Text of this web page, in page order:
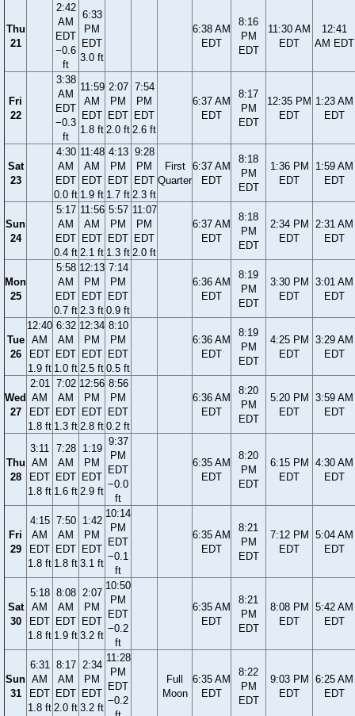
Thu
21
2:42
AM
EDT
−0.6
ft
6:33
PM
EDT
3.0 ft
6:38 AM
EDT
8:16
PM
EDT
11:30 AM
EDT
12:41
AM EDT
Fri
22
3:38
AM
EDT
−0.3
ft
11:59
AM
EDT
1.8 ft
2:07
PM
EDT
2.0 ft
7:54
PM
EDT
2.6 ft
6:37 AM
EDT
8:17
PM
EDT
12:35 PM
EDT
1:23 AM
EDT
Sat
23
4:30
AM
EDT
0.0 ft
11:48
AM
EDT
1.9 ft
4:13
PM
EDT
1.7 ft
9:28
PM
EDT
2.3 ft
First
Quarter
6:37 AM
EDT
8:18
PM
EDT
1:36 PM
EDT
1:59 AM
EDT
Sun
24
5:17
AM
EDT
0.4 ft
11:56
AM
EDT
2.1 ft
5:57
PM
EDT
1.3 ft
11:07
PM
EDT
2.0 ft
6:37 AM
EDT
8:18
PM
EDT
2:34 PM
EDT
2:31 AM
EDT
Mon
25
5:58
AM
EDT
0.7 ft
12:13
PM
EDT
2.3 ft
7:14
PM
EDT
0.9 ft
6:36 AM
EDT
8:19
PM
EDT
3:30 PM
EDT
3:01 AM
EDT
Tue
26
12:40
AM
EDT
1.9 ft
6:32
AM
EDT
1.0 ft
12:34
PM
EDT
2.5 ft
8:10
PM
EDT
0.5 ft
6:36 AM
EDT
8:19
PM
EDT
4:25 PM
EDT
3:29 AM
EDT
Wed
27
2:01
AM
EDT
1.8 ft
7:02
AM
EDT
1.3 ft
12:56
PM
EDT
2.8 ft
8:56
PM
EDT
0.2 ft
6:36 AM
EDT
8:20
PM
EDT
5:20 PM
EDT
3:59 AM
EDT
Thu
28
3:11
AM
EDT
1.8 ft
7:28
AM
EDT
1.6 ft
1:19
PM
EDT
2.9 ft
9:37
PM
EDT
−0.0
ft
6:35 AM
EDT
8:20
PM
EDT
6:15 PM
EDT
4:30 AM
EDT
Fri
29
4:15
AM
EDT
1.8 ft
7:50
AM
EDT
1.8 ft
1:42
PM
EDT
3.1 ft
10:14
PM
EDT
−0.1
ft
6:35 AM
EDT
8:21
PM
EDT
7:12 PM
EDT
5:04 AM
EDT
Sat
30
5:18
AM
EDT
1.8 ft
8:08
AM
EDT
1.9 ft
2:07
PM
EDT
3.2 ft
10:50
PM
EDT
−0.2
ft
6:35 AM
EDT
8:21
PM
EDT
8:08 PM
EDT
5:42 AM
EDT
Sun
31
6:31
AM
EDT
1.8 ft
8:17
AM
EDT
2.0 ft
2:34
PM
EDT
3.2 ft
11:28
PM
EDT
−0.2
Full
Moon
6:35 AM
EDT
8:22
PM
EDT
9:03 PM
EDT
6:25 AM
EDT